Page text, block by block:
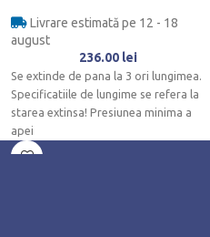
Livrare estimată pe 12 - 18
august
236.00 lei
Se extinde de pana la 3 ori lungimea.
Specificatiile de lungime se refera la
starea extinsa! Presiunea minima a
apei